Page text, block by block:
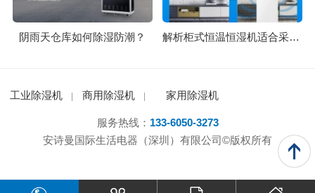
阴雨天仓库如何除湿防潮？ 解析柜式恒温恒湿机适合采用哪种散热方式？
工业除湿机 商用除湿机 家用除湿机
服务热线： 133-6050-3273
安诗曼国际生活电器（深圳）有限公司©版权所有